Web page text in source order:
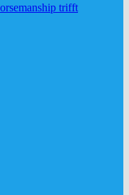
trifft